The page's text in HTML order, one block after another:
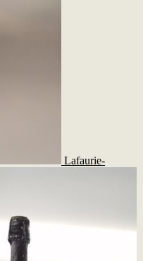
Lafaurie-